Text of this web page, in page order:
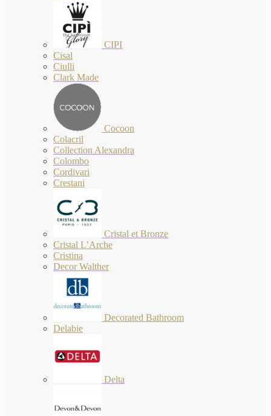
CIPI
Cisal
Ciulli
Clark Made
Cocoon
Colacril
Collection Alexandra
Colombo
Cordivari
Crestani
Cristal et Bronze
Cristal L’Arche
Cristina
Decor Walther
Decorated Bathroom
Delabie
Delta